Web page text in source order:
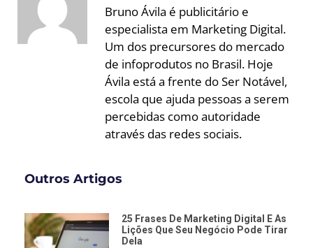
Bruno Ávila é publicitário e
especialista em Marketing Digital.
Um dos precursores do mercado
de infoprodutos no Brasil. Hoje
Ávila está a frente do Ser Notável,
escola que ajuda pessoas a serem
percebidas como autoridade
através das redes sociais.
Outros Artigos
25 Frases De Marketing Digital E As
Lições Que Seu Negócio Pode Tirar
Dela